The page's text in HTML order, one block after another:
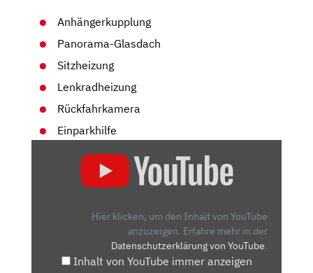
Anhängerkupplung
Panorama-Glasdach
Sitzheizung
Lenkradheizung
Rückfahrkamera
Einparkhilfe
Hier klicken, um den Inhalt von YouTube
anzuzeigen. Erfahre mehr in der
Datenschutzerklärung von YouTube.
Inhalt von YouTube immer anzeigen